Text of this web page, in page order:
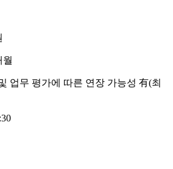
월
업무 평가에 따른 연장 가능성 有(최